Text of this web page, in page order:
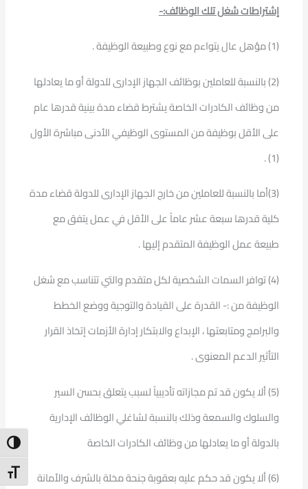
إشتراطات شغل تلك الوظائف:-
(1) مؤهل عال يتواءم مع نوع وطبيعة الوظيفة .
(2) بالنسبة للعاملين بوظائف الجهاز الإدارى للدولة أو ما يعادلها
من وظائف الكادرات الخاصة يشترط قضاء مدة بينية قدرها عام
على الأقل بوظيفة من المستوى الوظيفي الأدنى مباشرة الأول
(1) .
(3)أما بالنسبة للعاملين من خارج الجهاز الإدارى للدولة قضاء مدة
كلية قدرها سبعة عشر عاماً على الأقل في عمل يتفق مع
طبيعة عمل الوظيفة المتقدم إليها .
(4) توافر السمات الشخصية لكل متقدم والتي تتناسب مع شغل
الوظيفة من :- القدرة على القيادة والتوجية ووضع الخطط
والبرامج ومتابعتها ، الإبداع والابتكار إدارة الأزمات إتخاذ القرار
التأثير الدعم المعنوى .
(5) ألا يكون قد تم مجازاته تأديبياً لسبب يتعلق بحسن السير
والسلوك والسمعة وذلك بالنسبة لشاغلي الوظائف الإدارية
بالدولة أو ما يعادلها من وظائف الكادرات الخاصة
(6) ألا يكون قد حكم عليه بعقوبة جنحة مخلة بالشرف والأمانة